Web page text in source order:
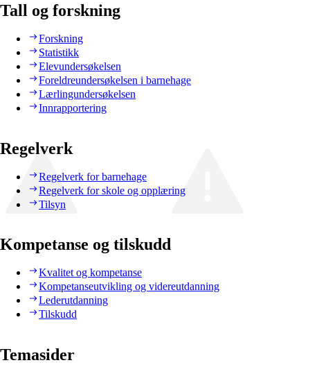
Tall og forskning
Forskning
Statistikk
Elevundersøkelsen
Foreldreundersøkelsen i barnehage
Lærlingundersøkelsen
Innrapportering
Regelverk
Regelverk for barnehage
Regelverk for skole og opplæring
Tilsyn
Kompetanse og tilskudd
Kvalitet og kompetanse
Kompetanseutvikling og videreutdanning
Lederutdanning
Tilskudd
Temasider